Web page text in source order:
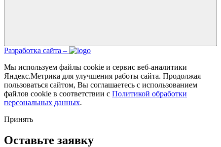
Разработка сайта –
Мы используем файлы cookie и сервис веб-аналитики
Яндекс.Метрика для улучшения работы сайта. Продолжая
пользоваться сайтом, Вы соглашаетесь с использованием
файлов cookie в соответствии с Политикой обработки
персональных данных.
Принять
Оставьте заявку